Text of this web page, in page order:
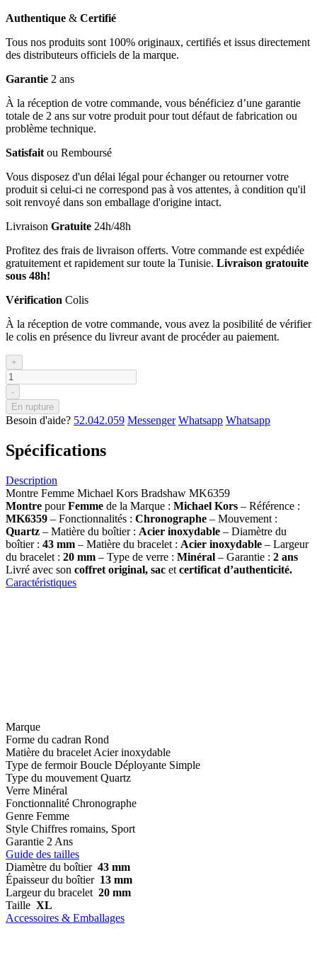
Authentique & Certifié
Tous nos produits sont 100% originaux, certifiés et issus directement
des distributeurs officiels de la marque.
Garantie 2 ans
À la réception de votre commande, vous bénéficiez d’une garantie
totale de 2 ans sur votre produit pour tout défaut de fabrication ou
problème technique.
Satisfait ou Remboursé
Vous disposez d'un délai légal pour échanger ou retourner votre
produit si celui-ci ne correspond pas à vos attentes, à condition qu'il
soit renvoyé dans son emballage d'origine intact.
Livraison Gratuite 24h/48h
Profitez des frais de livraison offerts. Votre commande est expédiée
gratuitement et rapidement sur toute la Tunisie. Livraison gratouite
sous 48h!
Vérification Colis
À la réception de votre commande, vous avez la posibilité de vérifier
le colis en présence du livreur avant de procéder au paiement.
+
-
En rupture
Besoin d'aide? 52.042.059 Messenger Whatsapp Whatsapp
Spécifications
Description
Montre Femme Michael Kors Bradshaw MK6359
Montre pourFemme de la Marque : Michael Kors – Référence :
MK6359 – Fonctionnalités : Chronographe – Mouvement :
Quartz – Matière du boîtier : Acier inoxydable – Diamètre du
boîtier : 43 mm – Matière du bracelet : Acier inoxydable – Largeur
du bracelet : 20 mm – Type de verre : Minéral – Garantie : 2 ans
Livré avec son coffret original, sac et certificat d’authenticité.
Caractéristiques
Marque
Forme du cadran Rond
Matière du bracelet Acier inoxydable
Type de fermoir Boucle Déployante Simple
Type du mouvement Quartz
Verre Minéral
Fonctionnalité Chronographe
Genre Femme
Style Chiffres romains, Sport
Garantie 2 Ans
Guide des tailles
Diamètre du boîtier 43 mm
Épaisseur du boîtier 13 mm
Largeur du bracelet 20 mm
Taille XL
Accessoires & Emballages